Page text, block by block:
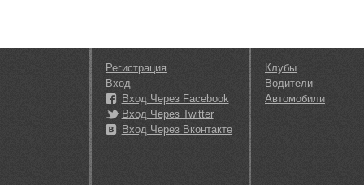
Регистрация
Вход
Вход Через Facebook
Вход Через Twitter
Вход Через Вконтакте
Клубы
Водители
Автомобили